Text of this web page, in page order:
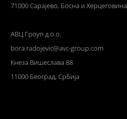
71000 Сарајево, Босна и Херцеговина
АВЦ Гроуп д.о.о.
bora.radojevic@avc-group.com
Кнеза Вишеслава 88
11000 Београд, Србија